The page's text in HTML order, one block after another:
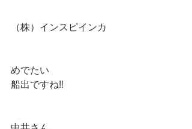
（株）インスピインカ
めでたい
船出ですね‼️